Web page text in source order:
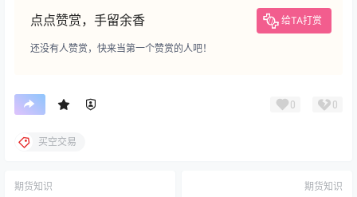
点点赞赏，手留余香 给TA打赏
还没有人赞赏，快来当第一个赞赏的人吧！
0 0
买空交易
期货知识 期货知识